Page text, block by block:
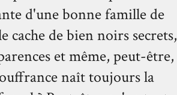
d'une bonne famille de
cache de bien noirs secrets,
et même, peut-être,
naît toujours la